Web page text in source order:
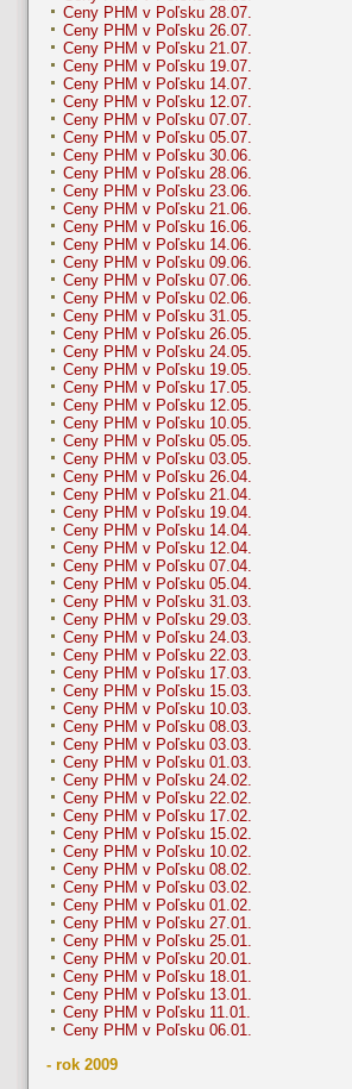
Ceny PHM v Poľsku 28.07.
Ceny PHM v Poľsku 26.07.
Ceny PHM v Poľsku 21.07.
Ceny PHM v Poľsku 19.07.
Ceny PHM v Poľsku 14.07.
Ceny PHM v Poľsku 12.07.
Ceny PHM v Poľsku 07.07.
Ceny PHM v Poľsku 05.07.
Ceny PHM v Poľsku 30.06.
Ceny PHM v Poľsku 28.06.
Ceny PHM v Poľsku 23.06.
Ceny PHM v Poľsku 21.06.
Ceny PHM v Poľsku 16.06.
Ceny PHM v Poľsku 14.06.
Ceny PHM v Poľsku 09.06.
Ceny PHM v Poľsku 07.06.
Ceny PHM v Poľsku 02.06.
Ceny PHM v Poľsku 31.05.
Ceny PHM v Poľsku 26.05.
Ceny PHM v Poľsku 24.05.
Ceny PHM v Poľsku 19.05.
Ceny PHM v Poľsku 17.05.
Ceny PHM v Poľsku 12.05.
Ceny PHM v Poľsku 10.05.
Ceny PHM v Poľsku 05.05.
Ceny PHM v Poľsku 03.05.
Ceny PHM v Poľsku 26.04.
Ceny PHM v Poľsku 21.04.
Ceny PHM v Poľsku 19.04.
Ceny PHM v Poľsku 14.04.
Ceny PHM v Poľsku 12.04.
Ceny PHM v Poľsku 07.04.
Ceny PHM v Poľsku 05.04.
Ceny PHM v Poľsku 31.03.
Ceny PHM v Poľsku 29.03.
Ceny PHM v Poľsku 24.03.
Ceny PHM v Poľsku 22.03.
Ceny PHM v Poľsku 17.03.
Ceny PHM v Poľsku 15.03.
Ceny PHM v Poľsku 10.03.
Ceny PHM v Poľsku 08.03.
Ceny PHM v Poľsku 03.03.
Ceny PHM v Poľsku 01.03.
Ceny PHM v Poľsku 24.02.
Ceny PHM v Poľsku 22.02.
Ceny PHM v Poľsku 17.02.
Ceny PHM v Poľsku 15.02.
Ceny PHM v Poľsku 10.02.
Ceny PHM v Poľsku 08.02.
Ceny PHM v Poľsku 03.02.
Ceny PHM v Poľsku 01.02.
Ceny PHM v Poľsku 27.01.
Ceny PHM v Poľsku 25.01.
Ceny PHM v Poľsku 20.01.
Ceny PHM v Poľsku 18.01.
Ceny PHM v Poľsku 13.01.
Ceny PHM v Poľsku 11.01.
Ceny PHM v Poľsku 06.01.
- rok 2009